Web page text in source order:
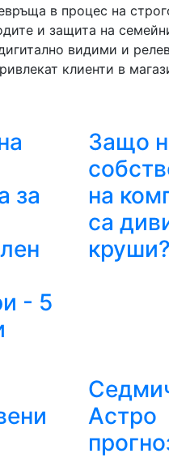
в процес на
и защита на
видими и
клиенти в
за
- 5
Защо
на
са
круши?
Астро